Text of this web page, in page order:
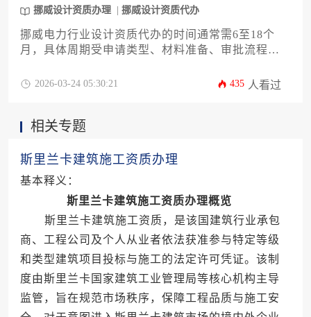
挪威设计资质办理 挪威设计资质代办
挪威电力行业设计资质代办的时间通常需6至18个
月，具体周期受申请类型、材料准备、审批流程及
规划。
2026-03-24 05:30:21 435 人看过
相关专题
斯里兰卡建筑施工资质办理
基本释义：
斯里兰卡建筑施工资质办理概览
斯里兰卡建筑施工资质，是该国建筑行业承包
商、工程公司及个人从业者依法获准参与特定等级
和类型建筑项目投标与施工的法定许可凭证。该制
度由斯里兰卡国家建筑工业管理局等核心机构主导
监管，旨在规范市场秩序，保障工程品质与施工安